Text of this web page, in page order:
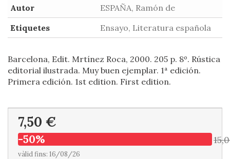
Autor
ESPAÑA, Ramón de
Etiquetes
Ensayo, Literatura española
Barcelona, Edit. Mrtínez Roca, 2000. 205 p. 8º. Rústica
editorial ilustrada. Muy buen ejemplar. 1ª edición.
Primera edición. 1st edition. First edition.
7,50 €
-50%
vàlid fins: 16/08/26